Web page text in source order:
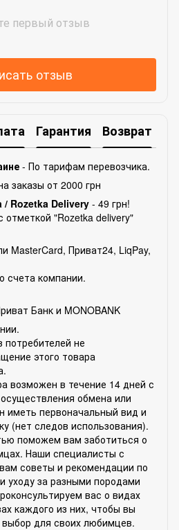
первый отзыв
отзыв
Гарантия Возврат
- По тарифам перевозчика.
заказы от 2000 грн
/ Rozetka Delivery - 49 грн!
"Rozetka delivery"
MasterCard, Приват24, LiqPay,
счета компании.
Банк и MONOBANK
не
этого товара
возможен в течение 14 дней с
обмена или
иметь первоначальный вид и
(нет следов использования).
поможем вам заботиться о
Наши специалисты с
советы и рекомендации по
уходу за разными породами
вас о видах
каждого из них, чтобы вы
для своих любимцев.